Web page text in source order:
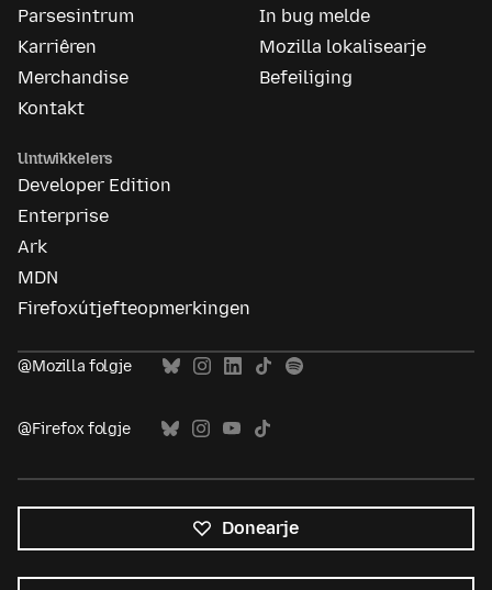
Parsesintrum
Karriêren
Merchandise
Kontakt
In bug melde
Mozilla lokalisearje
Befeiliging
Untwikkelers
Developer Edition
Enterprise
Ark
MDN
Firefoxútjefteopmerkingen
@Mozilla folgje
@Firefox folgje
Donearje
talen
Taal